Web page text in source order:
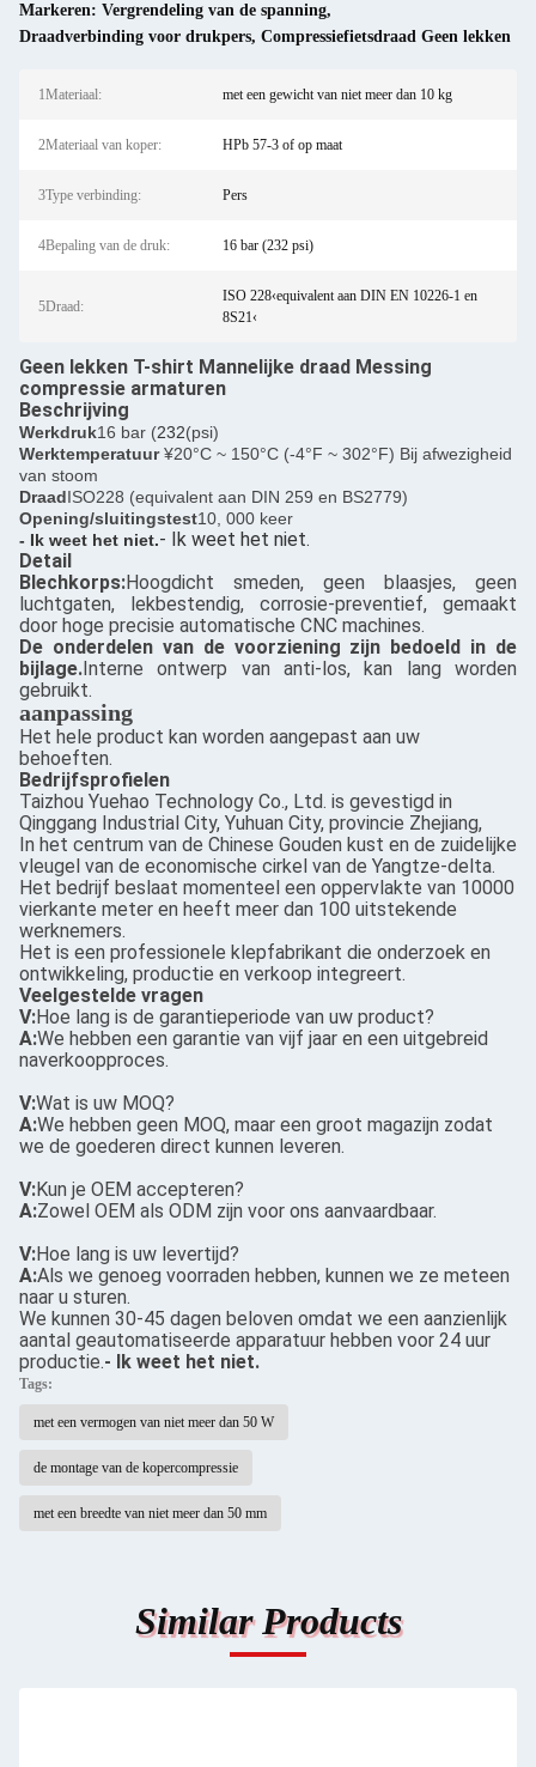
Markeren: Vergrendeling van de spanning,
Draadverbinding voor drukpers, Compressiefietsdraad Geen lekken
1Materiaal: met een gewicht van niet meer dan 10 kg
2Materiaal van koper: HPb 57-3 of op maat
3Type verbinding: Pers
4Bepaling van de druk: 16 bar (232 psi)
5Draad:
ISO 228‹equivalent aan DIN EN 10226-1 en
8S21‹
Geen lekken T-shirt Mannelijke draad Messing
compressie armaturen
Beschrijving
Werkdruk16 bar (232(psi)
Werktemperatuur ¥20°C ~ 150°C (-4°F ~ 302°F) Bij afwezigheid
van stoom
DraadISO228 (equivalent aan DIN 259 en BS2779)
Opening/sluitingstest10, 000 keer
- Ik weet het niet.- Ik weet het niet.
Detail
Blechkorps:Hoogdicht smeden, geen blaasjes, geen
luchtgaten, lekbestendig, corrosie-preventief, gemaakt
door hoge precisie automatische CNC machines.
De onderdelen van de voorziening zijn bedoeld in de
bijlage.Interne ontwerp van anti-los, kan lang worden
gebruikt.
aanpassing
Het hele product kan worden aangepast aan uw
behoeften.
Bedrijfsprofielen
Taizhou Yuehao Technology Co., Ltd. is gevestigd in
Qinggang Industrial City, Yuhuan City, provincie Zhejiang,
In het centrum van de Chinese Gouden kust en de zuidelijke
vleugel van de economische cirkel van de Yangtze-delta.
Het bedrijf beslaat momenteel een oppervlakte van 10000
vierkante meter en heeft meer dan 100 uitstekende
werknemers.
Het is een professionele klepfabrikant die onderzoek en
ontwikkeling, productie en verkoop integreert.
Veelgestelde vragen
V:Hoe lang is de garantieperiode van uw product?
A:We hebben een garantie van vijf jaar en een uitgebreid
naverkoopproces.
V:Wat is uw MOQ?
A:We hebben geen MOQ, maar een groot magazijn zodat
we de goederen direct kunnen leveren.
V:Kun je OEM accepteren?
A:Zowel OEM als ODM zijn voor ons aanvaardbaar.
V:Hoe lang is uw levertijd?
A:Als we genoeg voorraden hebben, kunnen we ze meteen
naar u sturen.
We kunnen 30-45 dagen beloven omdat we een aanzienlijk
aantal geautomatiseerde apparatuur hebben voor 24 uur
productie.- Ik weet het niet.
Tags:
met een vermogen van niet meer dan 50 W
de montage van de kopercompressie
met een breedte van niet meer dan 50 mm
Similar Products